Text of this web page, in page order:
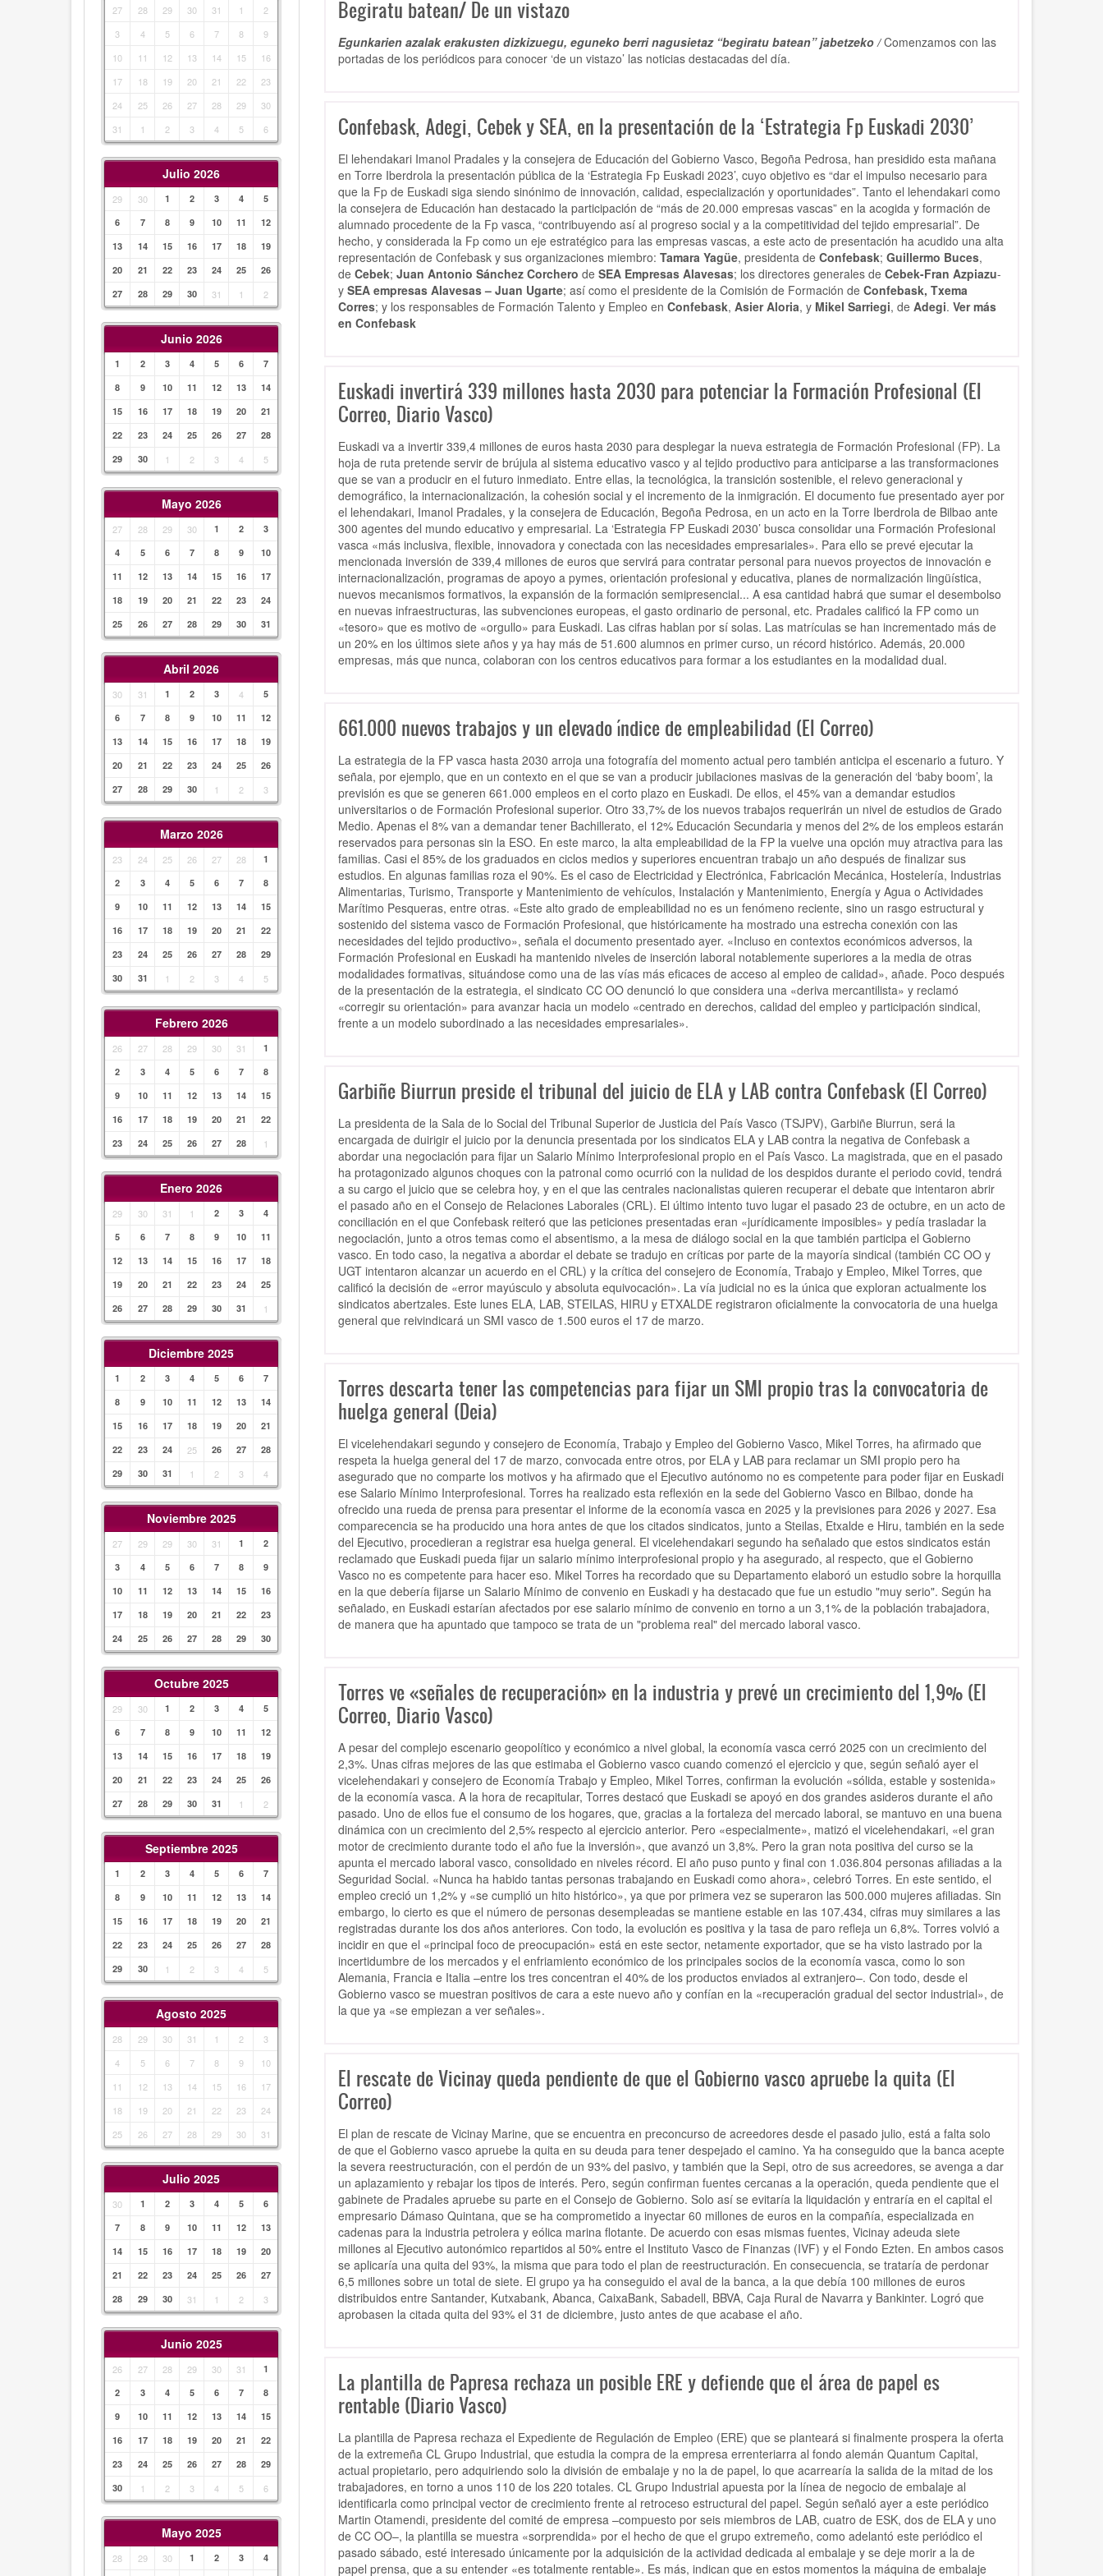
27 28 29 30 31 1
2
3
4 5 6 7 8
9
10
11 12 13 14 15
16
17
18 19 20 21 22
23
24
25 26 27 28 29
30
31
1 2 3 4 5 6
Julio 2026
29 30 1 2 3 4
5
6
7 8 9 10 11
12
13
14 15 16 17 18
19
20
21 22 23 24 25
26
27
28 29 30 31 1 2
Junio 2026
1 2 3 4 5 6
7
8
9 10 11 12 13
14
15
16 17 18 19 20
21
22
23 24 25 26 27
28
29
30 1 2 3 4 5
Mayo 2026
27 28 29 30 1 2
3
4
5 6 7 8 9
10
11
12 13 14 15 16
17
18
19 20 21 22 23
24
25
26 27 28 29 30 31
Abril 2026
30 31 1 2 3 4
5
6
7 8 9 10 11
12
13
14 15 16 17 18
19
20
21 22 23 24 25
26
27
28 29 30 1 2 3
Marzo 2026
23 24 25 26 27 28
1
2
3 4 5 6 7
8
9
10 11 12 13 14
15
16
17 18 19 20 21
22
23
24 25 26 27 28
29
30
31 1 2 3 4 5
Febrero 2026
26 27 28 29 30 31
1
2
3 4 5 6 7
8
9
10 11 12 13 14
15
16
17 18 19 20 21
22
23
24 25 26 27 28 1
Enero 2026
29 30 31 1 2 3
4
5
6 7 8 9 10
11
12
13 14 15 16 17
18
19
20 21 22 23 24
25
26
27 28 29 30 31 1
Diciembre 2025
1 2 3 4 5 6
7
8
9 10 11 12 13
14
15
16 17 18 19 20
21
22
23 24 25 26 27
28
29
30 31 1 2 3 4
Noviembre 2025
27 29 29 30 31 1
2
3
4 5 6 7 8
9
10
11 12 13 14 15
16
17
18 19 20 21 22
23
24
25 26 27 28 29 30
Octubre 2025
29 30 1 2 3 4
5
6
7 8 9 10 11
12
13
14 15 16 17 18
19
20
21 22 23 24 25
26
27
28 29 30 31 1 2
Septiembre 2025
1 2 3 4 5 6
7
8
9 10 11 12 13
14
15
16 17 18 19 20
21
22
23 24 25 26 27
28
29
30 1 2 3 4 5
Agosto 2025
28 29 30 31 1 2
3
4
5 6 7 8 9
10
11
12 13 14 15 16
17
18
19 20 21 22 23
24
25
26 27 28 29 30 31
Julio 2025
30 1 2 3 4 5
6
7
8 9 10 11 12
13
14
15 16 17 18 19
20
21
22 23 24 25 26
27
28
29 30 31 1 2 3
Junio 2025
26 27 28 29 30 31
1
2
3 4 5 6 7
8
9
10 11 12 13 14
15
16
17 18 19 20 21
22
23
24 25 26 27 28
29
30
1 2 3 4 5 6
Mayo 2025
28 29 30 1 2 3
4
Begiratu batean/ De un vistazo
Egunkarien azalak erakusten dizkizuegu, eguneko berri nagusietaz “begiratu batean” jabetzeko /Comenzamos con las
portadas de los periódicos para conocer ‘de un vistazo’ las noticias destacadas del día.
Confebask, Adegi, Cebek y SEA, en la presentación de la ‘Estrategia Fp Euskadi 2030’
El lehendakari Imanol Pradales y la consejera de Educación del Gobierno Vasco, Begoña Pedrosa, han presidido esta mañana
en Torre Iberdrola la presentación pública de la ‘Estrategia Fp Euskadi 2023’, cuyo objetivo es “dar el impulso necesario para
que la Fp de Euskadi siga siendo sinónimo de innovación, calidad, especialización y oportunidades”. Tanto el lehendakari como
la consejera de Educación han destacado la participación de “más de 20.000 empresas vascas” en la acogida y formación de
alumnado procedente de la Fp vasca, “contribuyendo así al progreso social y a la competitividad del tejido empresarial”. De
hecho, y considerada la Fp como un eje estratégico para las empresas vascas, a este acto de presentación ha acudido una alta
representación de Confebask y sus organizaciones miembro: Tamara Yagüe, presidenta de Confebask; Guillermo Buces,
de Cebek; Juan Antonio Sánchez Corchero de SEA Empresas Alavesas; los directores generales de Cebek-Fran Azpiazu-
y SEA empresas Alavesas – Juan Ugarte; así como el presidente de la Comisión de Formación de Confebask, Txema
Corres; y los responsables de Formación Talento y Empleo en Confebask, Asier Aloria, y Mikel Sarriegi, de Adegi. Ver más
en Confebask
Euskadi invertirá 339 millones hasta 2030 para potenciar la Formación Profesional (El
Correo, Diario Vasco)
Euskadi va a invertir 339,4 millones de euros hasta 2030 para desplegar la nueva estrategia de Formación Profesional (FP). La
hoja de ruta pretende servir de brújula al sistema educativo vasco y al tejido productivo para anticiparse a las transformaciones
que se van a producir en el futuro inmediato. Entre ellas, la tecnológica, la transición sostenible, el relevo generacional y
demográfico, la internacionalización, la cohesión social y el incremento de la inmigración. El documento fue presentado ayer por
el lehendakari, Imanol Pradales, y la consejera de Educación, Begoña Pedrosa, en un acto en la Torre Iberdrola de Bilbao ante
300 agentes del mundo educativo y empresarial. La ‘Estrategia FP Euskadi 2030’ busca consolidar una Formación Profesional
vasca «más inclusiva, flexible, innovadora y conectada con las necesidades empresariales». Para ello se prevé ejecutar la
mencionada inversión de 339,4 millones de euros que servirá para contratar personal para nuevos proyectos de innovación e
internacionalización, programas de apoyo a pymes, orientación profesional y educativa, planes de normalización lingüística,
nuevos mecanismos formativos, la expansión de la formación semipresencial... A esa cantidad habrá que sumar el desembolso
en nuevas infraestructuras, las subvenciones europeas, el gasto ordinario de personal, etc. Pradales calificó la FP como un
«tesoro» que es motivo de «orgullo» para Euskadi. Las cifras hablan por sí solas. Las matrículas se han incrementado más de
un 20% en los últimos siete años y ya hay más de 51.600 alumnos en primer curso, un récord histórico. Además, 20.000
empresas, más que nunca, colaboran con los centros educativos para formar a los estudiantes en la modalidad dual.
661.000 nuevos trabajos y un elevado índice de empleabilidad (El Correo)
La estrategia de la FP vasca hasta 2030 arroja una fotografía del momento actual pero también anticipa el escenario a futuro. Y
señala, por ejemplo, que en un contexto en el que se van a producir jubilaciones masivas de la generación del ‘baby boom’, la
previsión es que se generen 661.000 empleos en el corto plazo en Euskadi. De ellos, el 45% van a demandar estudios
universitarios o de Formación Profesional superior. Otro 33,7% de los nuevos trabajos requerirán un nivel de estudios de Grado
Medio. Apenas el 8% van a demandar tener Bachillerato, el 12% Educación Secundaria y menos del 2% de los empleos estarán
reservados para personas sin la ESO. En este marco, la alta empleabilidad de la FP la vuelve una opción muy atractiva para las
familias. Casi el 85% de los graduados en ciclos medios y superiores encuentran trabajo un año después de finalizar sus
estudios. En algunas familias roza el 90%. Es el caso de Electricidad y Electrónica, Fabricación Mecánica, Hostelería, Industrias
Alimentarias, Turismo, Transporte y Mantenimiento de vehículos, Instalación y Mantenimiento, Energía y Agua o Actividades
Marítimo Pesqueras, entre otras. «Este alto grado de empleabilidad no es un fenómeno reciente, sino un rasgo estructural y
sostenido del sistema vasco de Formación Profesional, que históricamente ha mostrado una estrecha conexión con las
necesidades del tejido productivo», señala el documento presentado ayer. «Incluso en contextos económicos adversos, la
Formación Profesional en Euskadi ha mantenido niveles de inserción laboral notablemente superiores a la media de otras
modalidades formativas, situándose como una de las vías más eficaces de acceso al empleo de calidad», añade. Poco después
de la presentación de la estrategia, el sindicato CC OO denunció lo que considera una «deriva mercantilista» y reclamó
«corregir su orientación» para avanzar hacia un modelo «centrado en derechos, calidad del empleo y participación sindical,
frente a un modelo subordinado a las necesidades empresariales».
Garbiñe Biurrun preside el tribunal del juicio de ELA y LAB contra Confebask (El Correo)
La presidenta de la Sala de lo Social del Tribunal Superior de Justicia del País Vasco (TSJPV), Garbiñe Biurrun, será la
encargada de duirigir el juicio por la denuncia presentada por los sindicatos ELA y LAB contra la negativa de Confebask a
abordar una negociación para fijar un Salario Mínimo Interprofesional propio en el País Vasco. La magistrada, que en el pasado
ha protagonizado algunos choques con la patronal como ocurrió con la nulidad de los despidos durante el periodo covid, tendrá
a su cargo el juicio que se celebra hoy, y en el que las centrales nacionalistas quieren recuperar el debate que intentaron abrir
el pasado año en el Consejo de Relaciones Laborales (CRL). El último intento tuvo lugar el pasado 23 de octubre, en un acto de
conciliación en el que Confebask reiteró que las peticiones presentadas eran «jurídicamente imposibles» y pedía trasladar la
negociación, junto a otros temas como el absentismo, a la mesa de diálogo social en la que también participa el Gobierno
vasco. En todo caso, la negativa a abordar el debate se tradujo en críticas por parte de la mayoría sindical (también CC OO y
UGT intentaron alcanzar un acuerdo en el CRL) y la crítica del consejero de Economía, Trabajo y Empleo, Mikel Torres, que
calificó la decisión de «error mayúsculo y absoluta equivocación». La vía judicial no es la única que exploran actualmente los
sindicatos abertzales. Este lunes ELA, LAB, STEILAS, HIRU y ETXALDE registraron oficialmente la convocatoria de una huelga
general que reivindicará un SMI vasco de 1.500 euros el 17 de marzo.
Torres descarta tener las competencias para fijar un SMI propio tras la convocatoria de
huelga general (Deia)
El vicelehendakari segundo y consejero de Economía, Trabajo y Empleo del Gobierno Vasco, Mikel Torres, ha afirmado que
respeta la huelga general del 17 de marzo, convocada entre otros, por ELA y LAB para reclamar un SMI propio pero ha
asegurado que no comparte los motivos y ha afirmado que el Ejecutivo autónomo no es competente para poder fijar en Euskadi
ese Salario Mínimo Interprofesional. Torres ha realizado esta reflexión en la sede del Gobierno Vasco en Bilbao, donde ha
ofrecido una rueda de prensa para presentar el informe de la economía vasca en 2025 y la previsiones para 2026 y 2027. Esa
comparecencia se ha producido una hora antes de que los citados sindicatos, junto a Steilas, Etxalde e Hiru, también en la sede
del Ejecutivo, procedieran a registrar esa huelga general. El vicelehendakari segundo ha señalado que estos sindicatos están
reclamado que Euskadi pueda fijar un salario mínimo interprofesional propio y ha asegurado, al respecto, queel Gobierno
Vasco no es competente para hacer eso. Mikel Torres ha recordado que su Departamento elaboró un estudio sobre la horquilla
en la que debería fijarse un Salario Mínimo de convenio en Euskadi y ha destacado quefue un estudio "muy serio". Según ha
señalado, en Euskadi estarían afectados por ese salario mínimo de convenio en torno a un 3,1% de la población trabajadora,
de manera que ha apuntado quetampoco se trata de un "problema real" del mercado laboral vasco.
Torres ve «señales de recuperación» en la industria y prevé un crecimiento del 1,9% (El
Correo, Diario Vasco)
A pesar del complejo escenario geopolítico y económico a nivel global, la economía vasca cerró 2025 con un crecimiento del
2,3%. Unas cifras mejores de las que estimaba el Gobierno vasco cuando comenzó el ejercicio y que, según señaló ayer el
vicelehendakari y consejero de Economía Trabajo y Empleo, Mikel Torres, confirman la evolución «sólida, estable y sostenida»
de la economía vasca. A la hora de recapitular, Torres destacó que Euskadi se apoyó en dos grandes asideros durante el año
pasado. Uno de ellos fue el consumo de los hogares, que, gracias a la fortaleza del mercado laboral, se mantuvo en una buena
dinámica con un crecimiento del 2,5% respecto al ejercicio anterior. Pero «especialmente», matizó el vicelehendakari, «el gran
motor de crecimiento durante todo el año fue la inversión», que avanzó un 3,8%. Pero la gran nota positiva del curso se la
apunta el mercado laboral vasco, consolidado en niveles récord. El año puso punto y final con 1.036.804 personas afiliadas a la
Seguridad Social. «Nunca ha habido tantas personas trabajando en Euskadi como ahora», celebró Torres. En este sentido, el
empleo creció un 1,2% y «se cumplió un hito histórico», ya que por primera vez se superaron las 500.000 mujeres afiliadas. Sin
embargo, lo cierto es que el número de personas desempleadas se mantiene estable en las 107.434, cifras muy similares a las
registradas durante los dos años anteriores. Con todo, la evolución es positiva y la tasa de paro refleja un 6,8%. Torres volvió a
incidir en que el «principal foco de preocupación» está en este sector, netamente exportador, que se ha visto lastrado por la
incertidumbre de los mercados y el enfriamiento económico de los principales socios de la economía vasca, como lo son
Alemania, Francia e Italia –entre los tres concentran el 40% de los productos enviados al extranjero–. Con todo, desde el
Gobierno vasco se muestran positivos de cara a este nuevo año y confían en la «recuperación gradual del sector industrial», de
la que ya «se empiezan a ver señales».
El rescate de Vicinay queda pendiente de que el Gobierno vasco apruebe la quita (El
Correo)
El plan de rescate de Vicinay Marine, que se encuentra en preconcurso de acreedores desde el pasado julio, está a falta solo
de que el Gobierno vasco apruebe la quita en su deuda para tener despejado el camino. Ya ha conseguido que la banca acepte
la severa reestructuración, con el perdón de un 93% del pasivo, y también que la Sepi, otro de sus acreedores, se avenga a dar
un aplazamiento y rebajar los tipos de interés. Pero, según confirman fuentes cercanas a la operación, queda pendiente que el
gabinete de Pradales apruebe su parte en el Consejo de Gobierno. Solo así se evitaría la liquidación y entraría en el capital el
empresario Dámaso Quintana, que se ha comprometido a inyectar 60 millones de euros en la compañía, especializada en
cadenas para la industria petrolera y eólica marina flotante. De acuerdo con esas mismas fuentes, Vicinay adeuda siete
millones al Ejecutivo autonómico repartidos al 50% entre el Instituto Vasco de Finanzas (IVF) y el Fondo Ezten. En ambos casos
se aplicaría una quita del 93%, la misma que para todo el plan de reestructuración. En consecuencia, se trataría de perdonar
6,5 millones sobre un total de siete. El grupo ya ha conseguido el aval de la banca, a la que debía 100 millones de euros
distribuidos entre Santander, Kutxabank, Abanca, CaixaBank, Sabadell, BBVA, Caja Rural de Navarra y Bankinter. Logró que
aprobasen la citada quita del 93% el 31 de diciembre, justo antes de que acabase el año.
La plantilla de Papresa rechaza un posible ERE y defiende que el área de papel es
rentable (Diario Vasco)
La plantilla de Papresa rechaza el Expediente de Regulación de Empleo (ERE) que se planteará si finalmente prospera la oferta
de la extremeña CL Grupo Industrial, que estudia la compra de la empresa errenteriarra al fondo alemán Quantum Capital,
actual propietario, pero adquiriendo solo la división de embalaje y no la de papel, lo que acarrearía la salida de la mitad de los
trabajadores, en torno a unos 110 de los 220 totales. CL Grupo Industrial apuesta por la línea de negocio de embalaje al
identificarla como principal vector de crecimiento frente al retroceso estructural del papel. Según señaló ayer a este periódico
Martin Otamendi, presidente del comité de empresa –compuesto por seis miembros de LAB, cuatro de ESK, dos de ELA y uno
de CC OO–, la plantilla se muestra «sorprendida» por el hecho de que el grupo extremeño, como adelantó este periódico el
pasado sábado, esté interesado únicamente por la adquisición de la actividad dedicada al embalaje y se deje morir a la de
papel prensa, que a su entender «es totalmente rentable». Es más, indican que en estos momentos la máquina de embalaje